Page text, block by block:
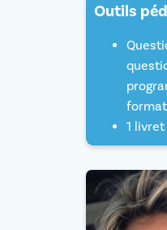
Outils
1